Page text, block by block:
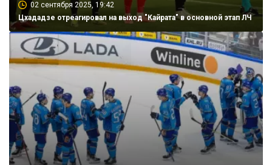
02 сентября 2025, 19:42
Цхададзе отреагировал на выход "Кайрата" в основной этап ЛЧ